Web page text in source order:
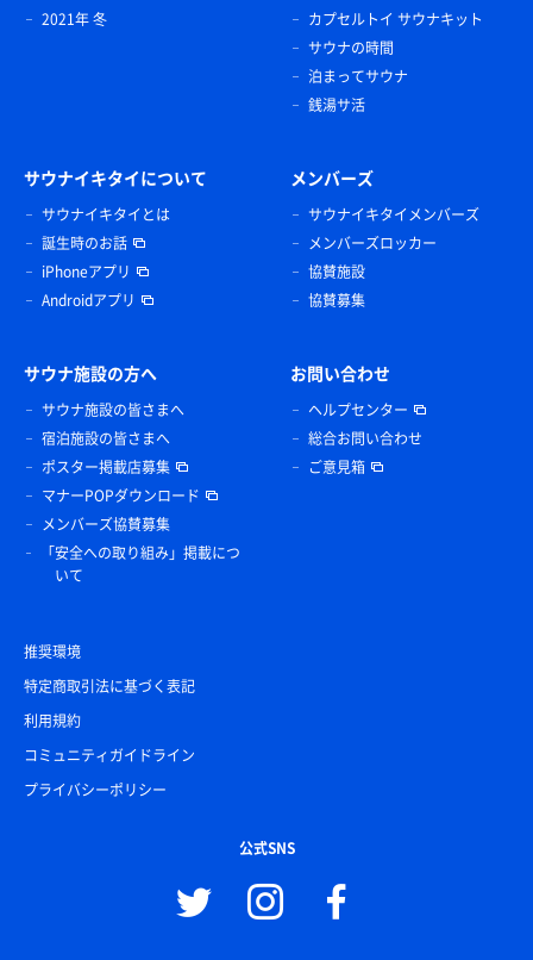
2021年 冬
カプセルトイ サウナキット
サウナの時間
泊まってサウナ
銭湯サ活
サウナイキタイについて
サウナイキタイとは
誕生時のお話
iPhoneアプリ
Androidアプリ
メンバーズ
サウナイキタイメンバーズ
メンバーズロッカー
協賛施設
協賛募集
サウナ施設の方へ
サウナ施設の皆さまへ
宿泊施設の皆さまへ
ポスター掲載店募集
マナーPOPダウンロード
メンバーズ協賛募集
「安全への取り組み」掲載につ
いて
お問い合わせ
ヘルプセンター
総合お問い合わせ
ご意見箱
推奨環境
特定商取引法に基づく表記
利用規約
コミュニティガイドライン
プライバシーポリシー
公式SNS